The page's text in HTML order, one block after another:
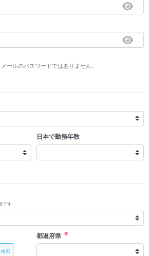
ールのパスワードではありません。
日本で勤務年数
です
検索
都道府県